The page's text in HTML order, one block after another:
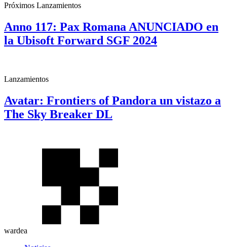
Próximos Lanzamientos
Anno 117: Pax Romana ANUNCIADO en
la Ubisoft Forward SGF 2024
Lanzamientos
Avatar: Frontiers of Pandora un vistazo a
The Sky Breaker DL
wardea